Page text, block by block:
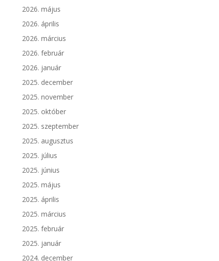
2026. május
2026. április
2026. március
2026. február
2026. január
2025. december
2025. november
2025. október
2025. szeptember
2025. augusztus
2025. július
2025. június
2025. május
2025. április
2025. március
2025. február
2025. január
2024. december